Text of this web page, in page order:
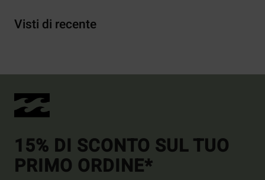
Visti di recente
15% DI SCONTO SUL TUO
PRIMO ORDINE*